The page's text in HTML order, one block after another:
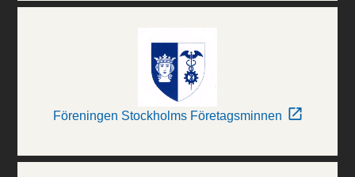
Föreningen Stockholms Företagsminnen